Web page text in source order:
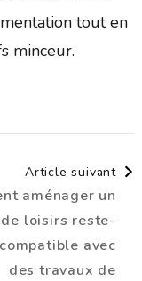
tout en
minceur.
Article suivant
aménager un
de loisirs reste-
avec
des travaux de